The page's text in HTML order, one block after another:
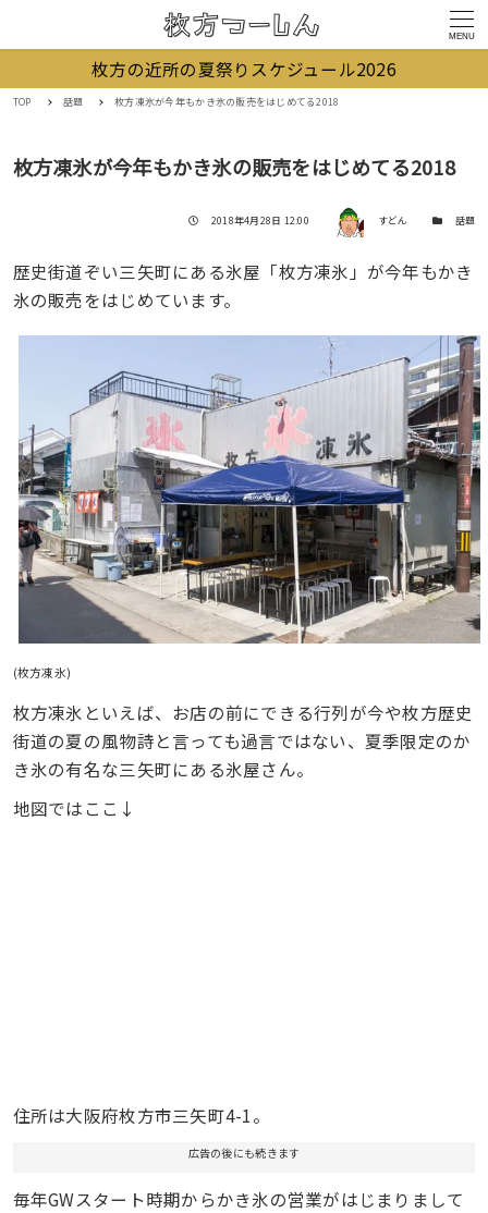
MENU
枚方の近所の夏祭りスケジュール2026
TOP 話題 枚方凍氷が今年もかき氷の販売をはじめてる2018
枚方凍氷が今年もかき氷の販売をはじめてる2018
投稿日
2018年4月28日 12:00 著者 すどん カテゴリー
話題
歴史街道ぞい三矢町にある氷屋「枚方凍氷」が今年もかき
氷の販売をはじめています。
(枚方凍氷)
枚方凍氷といえば、お店の前にできる行列が今や枚方歴史
街道の夏の風物詩と言っても過言ではない、夏季限定のか
き氷の有名な三矢町にある氷屋さん。
地図ではここ↓
住所は大阪府枚方市三矢町4-1。
広告の後にも続きます
毎年GWスタート時期からかき氷の営業がはじまりまして